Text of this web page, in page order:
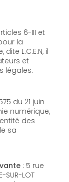
6-III et
la
L.C.E.N, il
et
légales.
du 21 juin
des
sa
: 5 rue
SUR-LOT